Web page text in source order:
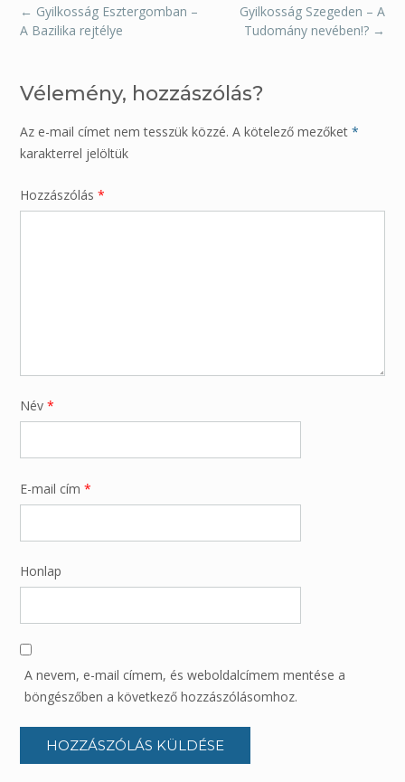
Post
navigation
Gyilkosság Szegeden – A
Tudomány nevében!? →
← Gyilkosság Esztergomban –
A Bazilika rejtélye
Vélemény, hozzászólás?
Az e-mail címet nem tesszük közzé. A kötelező mezőket *
karakterrel jelöltük
Hozzászólás *
Név *
E-mail cím *
Honlap
A nevem, e-mail címem, és weboldalcímem mentése a
böngészőben a következő hozzászólásomhoz.